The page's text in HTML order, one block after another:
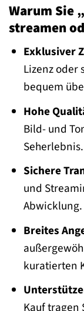
Warum Sie
streamen
Exklusiver
Lizenz oder
bequem
Hohe
Bild- und
Seherlebnis.
Sichere
und
Abwicklung.
Breites
kuratierten
Kauf tragen